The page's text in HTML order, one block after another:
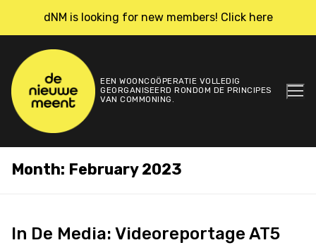
dNM is looking for new members! Click here
EEN WOONCOÖPERATIE VOLLEDIG
GEORGANISEERD RONDOM DE PRINCIPES
VAN COMMONING.
Month: February 2023
In De Media: Videoreportage AT5